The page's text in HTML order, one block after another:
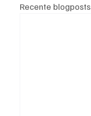
Recente blogposts